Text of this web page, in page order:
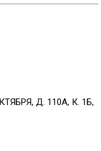
Д. 110А, К. 1Б,